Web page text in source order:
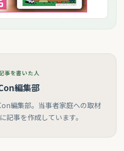
事を書いた人
編集部
編集部。当事者家庭への取材
記事を作成しています。